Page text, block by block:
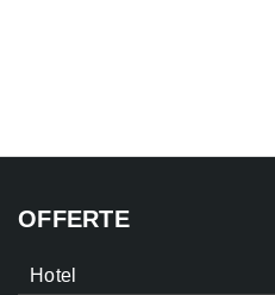
OFFERTE
Hotel